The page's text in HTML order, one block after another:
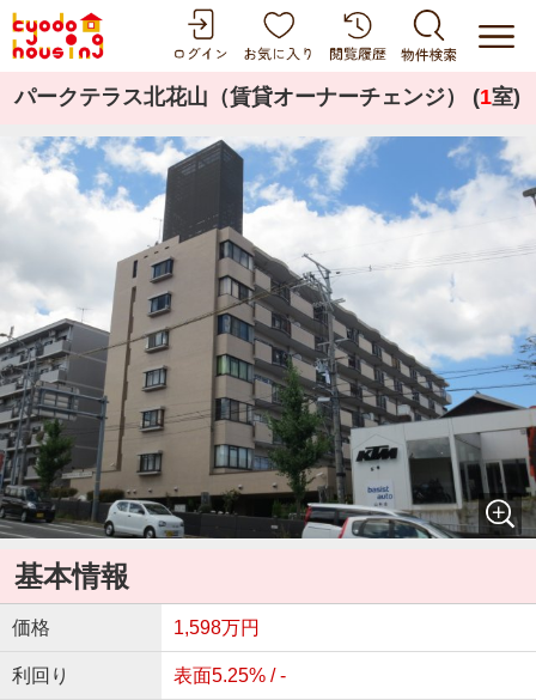
パークテラス北花山（賃貸オーナーチェンジ） (1室)
基本情報
価格 1,598万円
利回り 表面5.25% / -